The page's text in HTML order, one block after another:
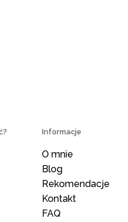
Informacje
O mnie
Blog
Rekomendacje
Kontakt
FAQ